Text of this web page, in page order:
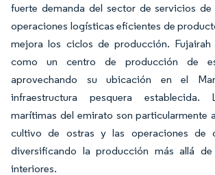
fuerte demanda del sector de servicios de
operaciones logísticas eficientes de
mejora los ciclos de producción. Fujairah
como un centro de producción de
aprovechando su ubicación en el
infraestructura pesquera establecida.
marítimas del emirato son particularmente
cultivo de ostras y las operaciones de
diversificando la producción más allá de
interiores.